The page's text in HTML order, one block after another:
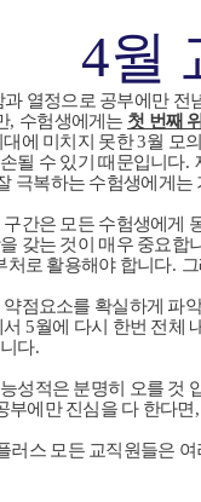
4월
열정으로 공부에만 전
, 수험생에게는 첫 번째
대에 미치지 못한3월 모
될 수 있기 때문입니다.
극복하는 수험생에게는
간은 모든 수험생에게
갖는 것이 매우 중요합
처로 활용해야 합니다.
점요소를 확실하게 파
5월에 다시 한번 전체
다.
성적은 분명히 오를 것
부에만 진심을 다 한다면 ,
러스 모든 교직원들은